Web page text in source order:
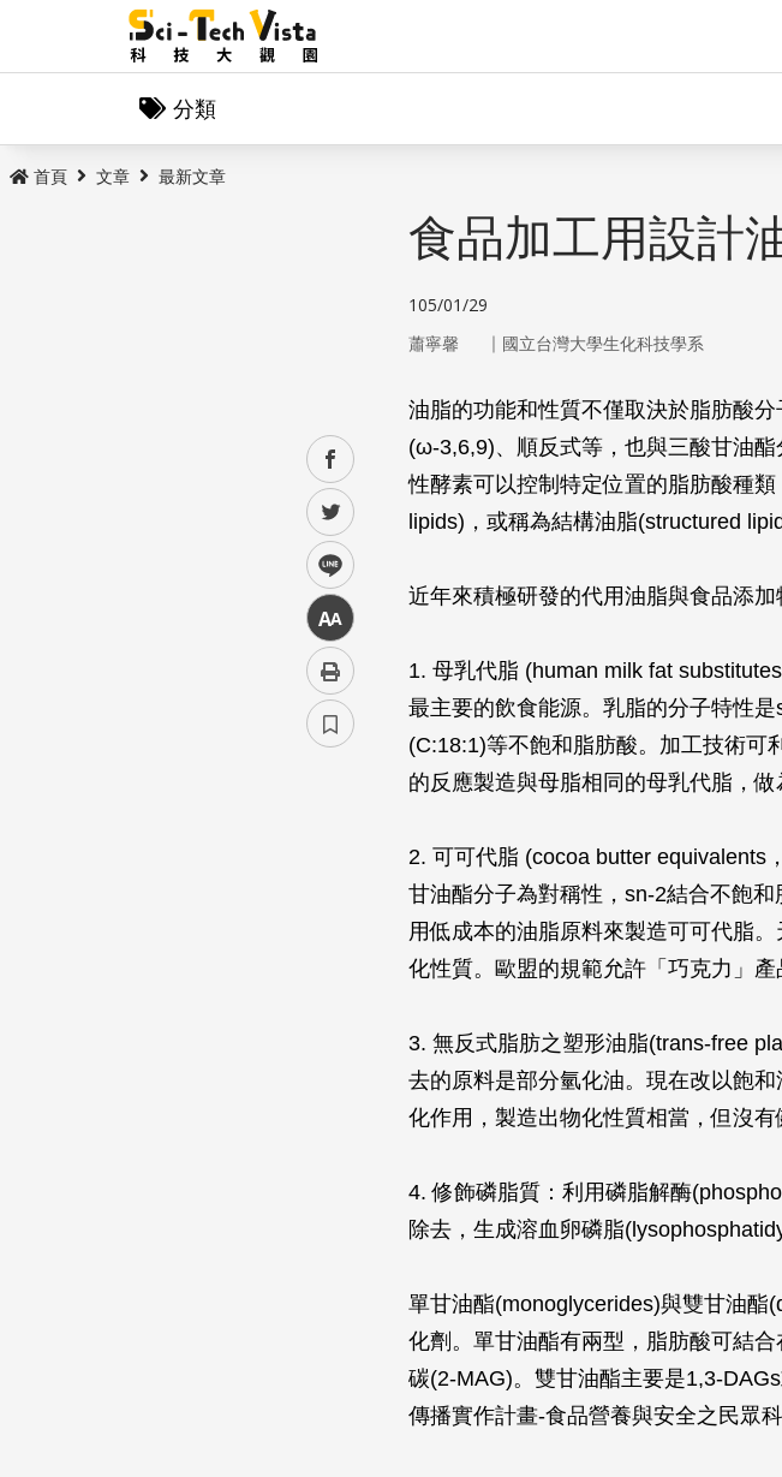
分類
首頁 文章 最新文章
facebook
twitter
line
中
食品加工用設計
105/01/29
蕭寧馨 ｜ 國立台灣大學生化科技學系
油脂的功能和性質不僅取決於脂肪酸
(ω-3,6,9)、順反式等，也與三酸甘油
性酵素可以控制特定位置的脂肪酸種
lipids)，或稱為結構油脂(structured
近年來積極研發的代用油脂與食品添加
1. 母乳代脂 (human milk fat
最主要的飲食能源。乳脂的分子特性
(C:18:1)等不飽和脂肪酸。加工技術可
的反應製造與母脂相同的母乳代脂，做
2. 可可代脂 (cocoa butter equivalents
甘油酯分子為對稱性，sn-2結合不飽
用低成本的油脂原料來製造可可代脂
化性質。歐盟的規範允許「巧克力」產
3. 無反式脂肪之塑形油脂(trans-free
去的原料是部分氫化油。現在改以飽
化作用，製造出物化性質相當，但沒有
4. 修飾磷脂質：利用磷脂解酶
除去，生成溶血卵磷脂
單甘油酯(monoglycerides)與雙甘油酯
化劑。單甘油酯有兩型，脂肪酸可結
碳(2-MAG)。雙甘油酯主要是1,3-
傳播實作計畫-食品營養與安全之民眾